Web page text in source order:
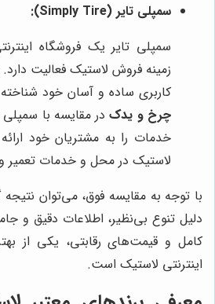
سمپلی تایر (Simply Tire):
سمپلی تایر یک فروشگاه
زمینه فروش لاستیک فعالیت
کاربری ساده و آسان خود
چرخ و یدکدر مقایسه با سمپلی
خدمات را به مشتریان خود
لاستیک در محل و خدمات تعمیر
با توجه به مقایسه فوق، می‌توان
دلیل تنوع بی‌نظیر، اطلاعات دقیق و
کامل و قیمت‌های رقابتی، یکی از
اینترنتی لاستیک است.